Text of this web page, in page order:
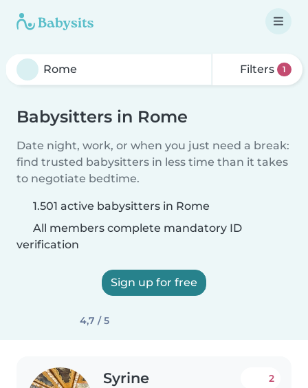
Filters 1
Babysitters in Rome
Date night, work, or when you just need a break:
find trusted babysitters in less time than it takes
to negotiate bedtime.
1.501 active babysitters in Rome
All members complete mandatory ID
verification
Sign up for free
4,7 / 5
Syrine 2